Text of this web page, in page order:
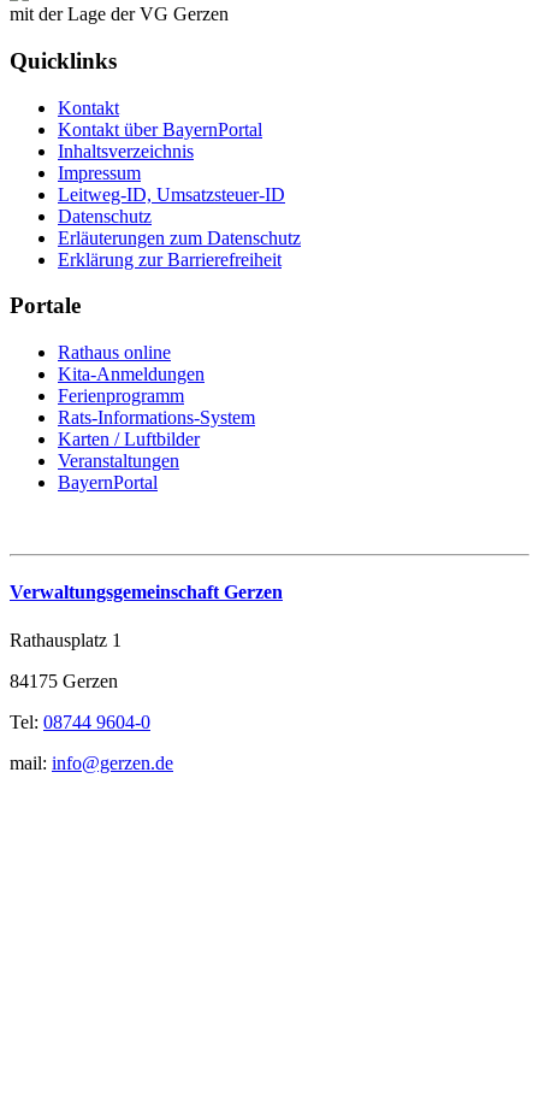
Quicklinks
Kontakt
Kontakt über BayernPortal
Inhaltsverzeichnis
Impressum
Leitweg-ID, Umsatzsteuer-ID
Datenschutz
Erläuterungen zum Datenschutz
Erklärung zur Barrierefreiheit
Portale
Rathaus online
Kita-Anmeldungen
Ferienprogramm
Rats-Informations-System
Karten / Luftbilder
Veranstaltungen
BayernPortal
Verwaltungsgemeinschaft Gerzen
Rathausplatz 1
84175 Gerzen
Tel: 08744 9604-0
mail: info@gerzen.de